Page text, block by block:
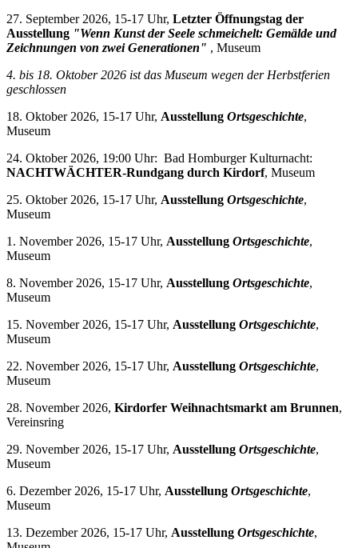
27. September 2026, 15-17 Uhr, Letzter Öffnungstag der
Ausstellung "Wenn Kunst der Seele schmeichelt: Gemälde und
Zeichnungen von zwei Generationen" , Museum
4. bis 18. Oktober 2026 ist das Museum wegen der Herbstferien
geschlossen
18. Oktober 2026, 15-17 Uhr, Ausstellung Ortsgeschichte,
Museum
24. Oktober 2026, 19:00 Uhr: Bad Homburger Kulturnacht:
NACHTWÄCHTER-Rundgang durch Kirdorf, Museum
25. Oktober 2026, 15-17 Uhr, Ausstellung Ortsgeschichte,
Museum
1. November 2026, 15-17 Uhr, Ausstellung Ortsgeschichte,
Museum
8. November 2026, 15-17 Uhr, Ausstellung Ortsgeschichte,
Museum
15. November 2026, 15-17 Uhr, Ausstellung Ortsgeschichte,
Museum
22. November 2026, 15-17 Uhr, Ausstellung Ortsgeschichte,
Museum
28. November 2026, Kirdorfer Weihnachtsmarkt am Brunnen,
Vereinsring
29. November 2026, 15-17 Uhr, Ausstellung Ortsgeschichte,
Museum
6. Dezember 2026, 15-17 Uhr, Ausstellung Ortsgeschichte,
Museum
13. Dezember 2026, 15-17 Uhr, Ausstellung Ortsgeschichte,